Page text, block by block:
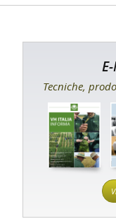
Tecniche,